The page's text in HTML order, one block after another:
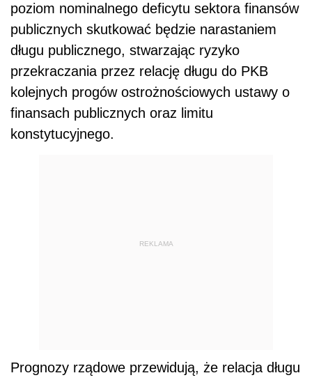
poziom nominalnego deficytu sektora finansów
publicznych skutkować będzie narastaniem
długu publicznego, stwarzając ryzyko
przekraczania przez relację długu do PKB
kolejnych progów ostrożnościowych ustawy o
finansach publicznych oraz limitu
konstytucyjnego.
REKLAMA
Prognozy rządowe przewidują, że relacja długu